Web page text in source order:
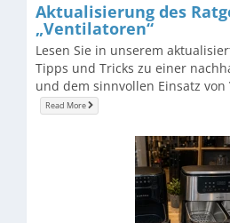
​Aktualisierung des
„Ventilatoren“
Lesen Sie in unserem
Tipps und Tricks zu einer
und dem sinnvollen Einsatz von
Read More